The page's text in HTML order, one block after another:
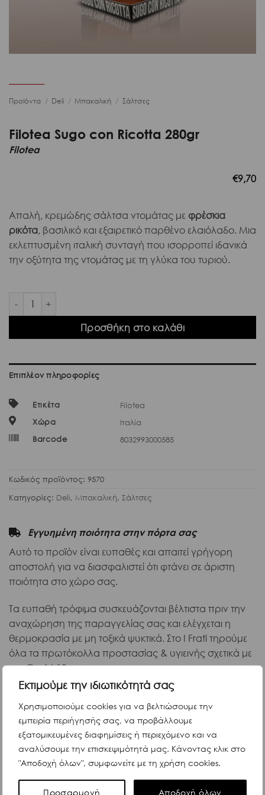
Εκτιμούμε την ιδιωτικότητά σας
Χρησιμοποιούμε cookies για να βελτιώσουμε την
εμπειρία περιήγησής σας, να προβάλλουμε
εξατομικευμένες διαφημίσεις ή περιεχόμενο και να
αναλύσουμε την επισκεψιμότητά μας. Κάνοντας κλικ στο
"Αποδοχή όλων", συμφωνείτε με τη χρήση cookies.
Προσαρμογή Αποδοχή όλων
Προϊόντα / Deli / Μπακαλική / Σάλτσες
Filotea Sugo con Ricotta 280gr
Filotea
€9,70
Απαλή, κρεμώδης σάλτσα ντομάτας με φρέσκια
ρικότα, βασιλικό και εξαιρετικό παρθένο ελαιόλαδο. Μια
εκλεπτυσμένη ιταλική συνταγή που ισορροπεί ιδανικά
την οξύτητα της ντομάτας με τη γλύκα του τυριού.
Filotea Sugo con Ricotta 280gr ποσότητα
Προσθήκη στο καλάθι
Επιπλέον πληροφορίες
Ετικέτα
Filotea
Χώρα
Ιταλία
Barcode
8032993000585
Κωδικός προϊόντος: 9570
Κατηγορίες: Deli, Μπακαλική, Σάλτσες
Εγγυημένη ποιότητα στην πόρτα σας
Αυτό το προϊόν είναι ευπαθές και απαιτεί γρήγορη
αποστολή για να διασφαλιστεί ότι φτάνει σε άριστη
ποιότητα στο χώρο σας.
Τα ευπαθή τρόφιμα συσκευάζονται βέλτιστα πριν την
αναχώρηση της παραγγελίας σας και ελέγχεται η
θερμοκρασία με μη τοξικά ψυκτικά. Στο I Frati τηρούμε
όλα τα πρωτόκολλα προστασίας & υγιεινής σχετικά με
τον Covid-19.
Περιγραφή
Η Filotea, από την καρδιά της Ιταλίας, δημιουργεί
γρήγορο χρόνο βρασμού, ιδανικά για να αναδείξουν